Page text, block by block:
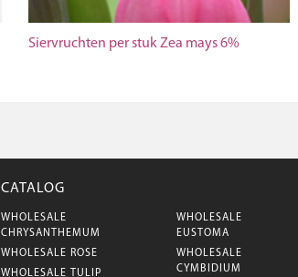
Siervruchten per stuk Zea mays 6%
CATALOG
WHOLESALE
CHRYSANTHEMUM
WHOLESALE ROSE
WHOLESALE TULIP
WHOLESALE
EUSTOMA
WHOLESALE
CYMBIDIUM